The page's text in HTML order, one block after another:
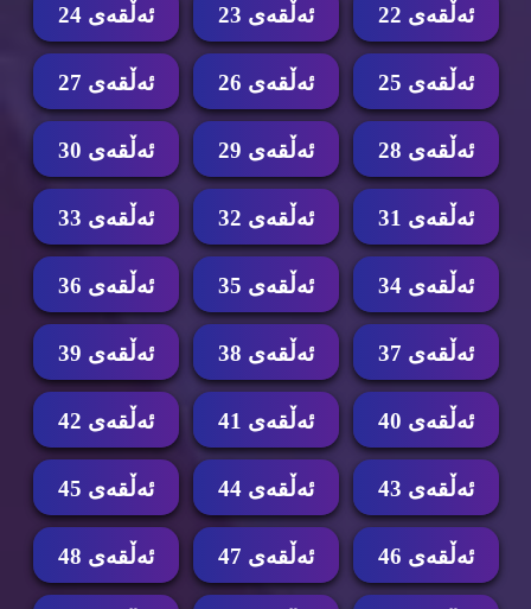
ئه‌ڵقه‌ی 22 ئه‌ڵقه‌ی 23 ئه‌ڵقه‌ی 24
ئه‌ڵقه‌ی 25 ئه‌ڵقه‌ی 26 ئه‌ڵقه‌ی 27
ئه‌ڵقه‌ی 28 ئه‌ڵقه‌ی 29 ئه‌ڵقه‌ی 30
ئه‌ڵقه‌ی 31 ئه‌ڵقه‌ی 32 ئه‌ڵقه‌ی 33
ئه‌ڵقه‌ی 34 ئه‌ڵقه‌ی 35 ئه‌ڵقه‌ی 36
ئه‌ڵقه‌ی 37 ئه‌ڵقه‌ی 38 ئه‌ڵقه‌ی 39
ئه‌ڵقه‌ی 40 ئه‌ڵقه‌ی 41 ئه‌ڵقه‌ی 42
ئه‌ڵقه‌ی 43 ئه‌ڵقه‌ی 44 ئه‌ڵقه‌ی 45
ئه‌ڵقه‌ی 46 ئه‌ڵقه‌ی 47 ئه‌ڵقه‌ی 48